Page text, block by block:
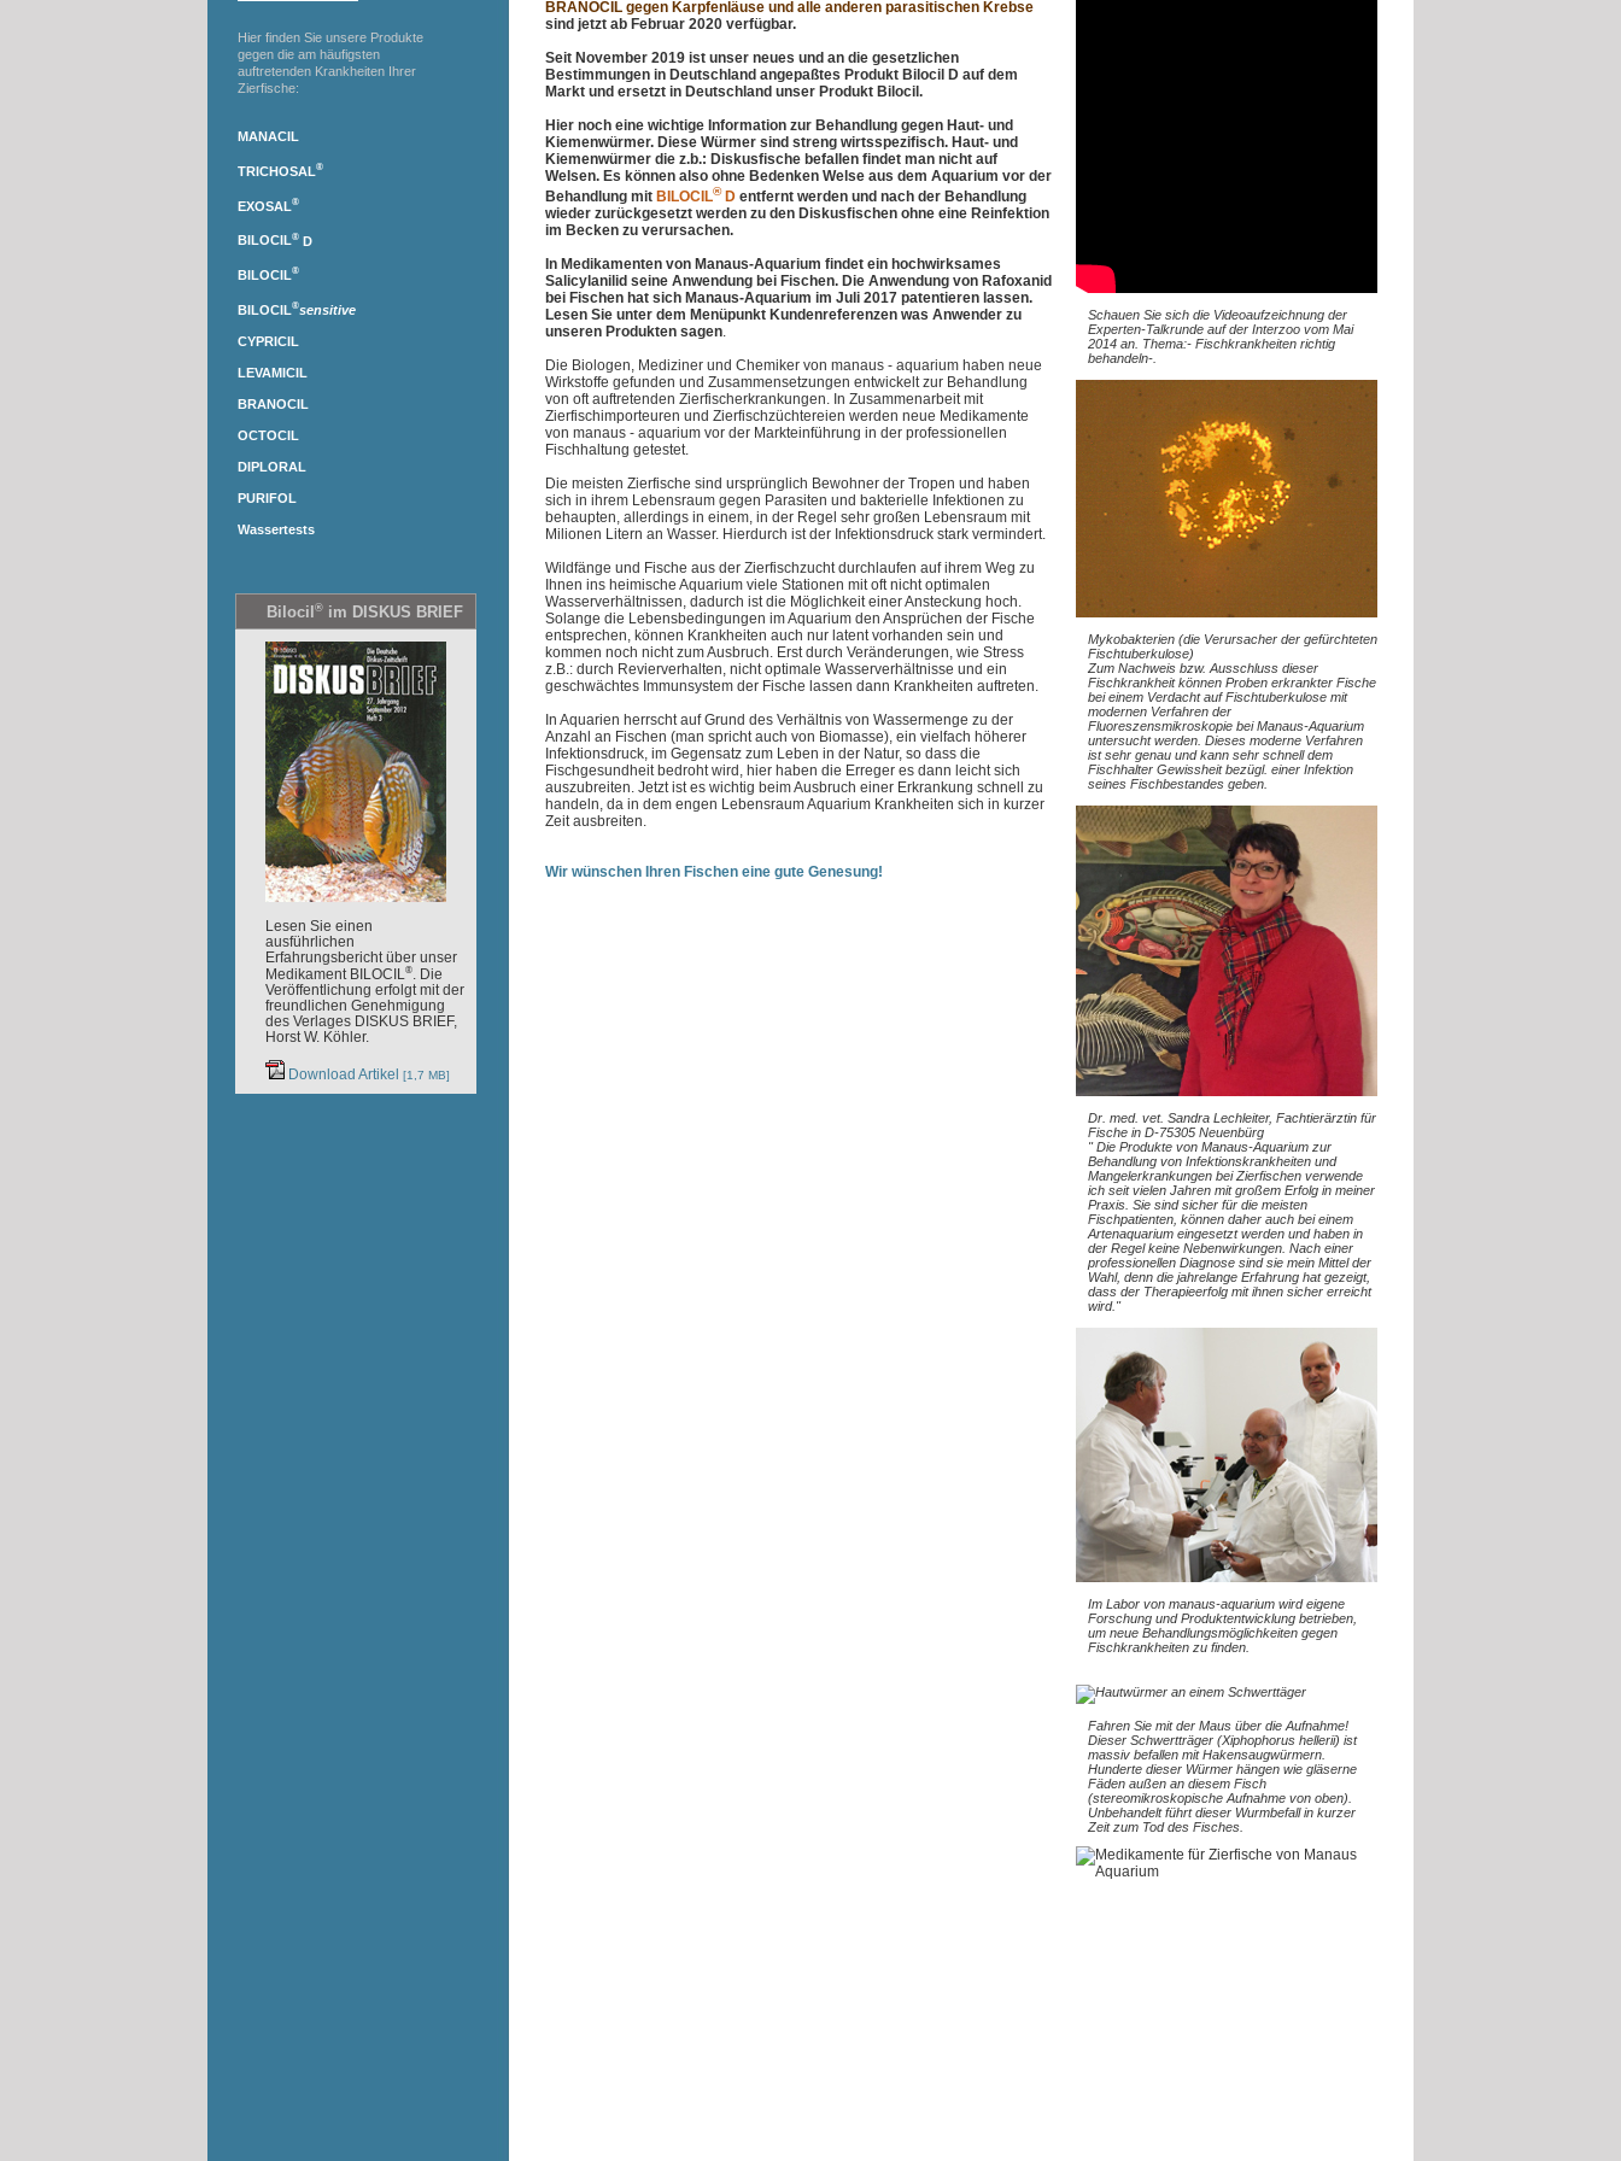
Hier finden Sie unsere Produkte
gegen die am häufigsten
auftretenden Krankheiten Ihrer
Zierfische:
MANACIL
TRICHOSAL®
EXOSAL®
BILOCIL® D
BILOCIL®
BILOCIL®sensitive
CYPRICIL
LEVAMICIL
BRANOCIL
OCTOCIL
DIPLORAL
PURIFOL
Wassertests
Bilocil ® im DISKUS BRIEF
Lesen Sie einen
ausführlichen
Erfahrungsbericht über unser
Medikament BILOCIL ®
. Die
Veröffentlichung erfolgt mit der
freundlichen Genehmigung
des Verlages DISKUS BRIEF,
Horst W. Köhler.
Download Artikel [1,7 MB]
Schauen Sie sich die Videoaufzeichnung der
Experten-Talkrunde auf der Interzoo vom Mai
2014 an. Thema:- Fischkrankheiten richtig
behandeln-.
Mykobakterien (die Verursacher der gefürchteten
Fischtuberkulose)
Zum Nachweis bzw. Ausschluss dieser
Fischkrankheit können Proben erkrankter Fische
bei einem Verdacht auf Fischtuberkulose mit
modernen Verfahren der
Fluoreszensmikroskopie bei Manaus-Aquarium
untersucht werden. Dieses moderne Verfahren
ist sehr genau und kann sehr schnell dem
Fischhalter Gewissheit bezügl. einer Infektion
seines Fischbestandes geben.
Dr. med. vet. Sandra Lechleiter, Fachtierärztin für
Fische in D-75305 Neuenbürg
" Die Produkte von Manaus-Aquarium zur
Behandlung von Infektionskrankheiten und
Mangelerkrankungen bei Zierfischen verwende
ich seit vielen Jahren mit großem Erfolg in meiner
Praxis. Sie sind sicher für die meisten
Fischpatienten, können daher auch bei einem
Artenaquarium eingesetzt werden und haben in
der Regel keine Nebenwirkungen. Nach einer
professionellen Diagnose sind sie mein Mittel der
Wahl, denn die jahrelange Erfahrung hat gezeigt,
dass der Therapieerfolg mit ihnen sicher erreicht
wird."
Im Labor von manaus-aquarium wird eigene
Forschung und Produktentwicklung betrieben,
um neue Behandlungsmöglichkeiten gegen
Fischkrankheiten zu finden.
Fahren Sie mit der Maus über die Aufnahme!
Dieser Schwertträger (Xiphophorus hellerii) ist
massiv befallen mit Hakensaugwürmern.
Hunderte dieser Würmer hängen wie gläserne
Fäden außen an diesem Fisch
(stereomikroskopische Aufnahme von oben).
Unbehandelt führt dieser Wurmbefall in kurzer
Zeit zum Tod des Fisches.
BRANOCIL gegen Karpfenläuse und alle anderen parasitischen Krebse
sind jetzt ab Februar 2020 verfügbar.
Seit November 2019 ist unser neues und an die gesetzlichen
Bestimmungen in Deutschland angepaßtes Produkt Bilocil D auf dem
Markt und ersetzt in Deutschland unser Produkt Bilocil.
Hier noch eine wichtige Information zur Behandlung gegen Haut- und
Kiemenwürmer. Diese Würmer sind streng wirtsspezifisch. Haut- und
Kiemenwürmer die z.b.: Diskusfische befallen findet man nicht auf
Welsen. Es können also ohne Bedenken Welse aus dem Aquarium vor der
Behandlung mit BILOCIL®D entfernt werden und nach der Behandlung
wieder zurückgesetzt werden zu den Diskusfischen ohne eine Reinfektion
im Becken zu verursachen.
In Medikamenten von Manaus-Aquarium findet ein hochwirksames
Salicylanilid seine Anwendung bei Fischen. Die Anwendung von Rafoxanid
bei Fischen hat sich Manaus-Aquarium im Juli 2017 patentieren lassen.
Lesen Sie unter dem Menüpunkt Kundenreferenzen was Anwender zu
unseren Produkten sagen.
Die Biologen, Mediziner und Chemiker von manaus - aquarium haben neue
Wirkstoffe gefunden und Zusammensetzungen entwickelt zur Behandlung
von oft auftretenden Zierfischerkrankungen. In Zusammenarbeit mit
Zierfischimporteuren und Zierfischzüchtereien werden neue Medikamente
von manaus - aquarium vor der Markteinführung in der professionellen
Fischhaltung getestet.
Die meisten Zierfische sind ursprünglich Bewohner der Tropen und haben
sich in ihrem Lebensraum gegen Parasiten und bakterielle Infektionen zu
behaupten, allerdings in einem, in der Regel sehr großen Lebensraum mit
Milionen Litern an Wasser. Hierdurch ist der Infektionsdruck stark vermindert.
Wildfänge und Fische aus der Zierfischzucht durchlaufen auf ihrem Weg zu
Ihnen ins heimische Aquarium viele Stationen mit oft nicht optimalen
Wasserverhältnissen, dadurch ist die Möglichkeit einer Ansteckung hoch.
Solange die Lebensbedingungen im Aquarium den Ansprüchen der Fische
entsprechen, können Krankheiten auch nur latent vorhanden sein und
kommen noch nicht zum Ausbruch. Erst durch Veränderungen, wie Stress
z.B.: durch Revierverhalten, nicht optimale Wasserverhältnisse und ein
geschwächtes Immunsystem der Fische lassen dann Krankheiten auftreten.
In Aquarien herrscht auf Grund des Verhältnis von Wassermenge zu der
Anzahl an Fischen (man spricht auch von Biomasse), ein vielfach höherer
Infektionsdruck, im Gegensatz zum Leben in der Natur, so dass die
Fischgesundheit bedroht wird, hier haben die Erreger es dann leicht sich
auszubreiten. Jetzt ist es wichtig beim Ausbruch einer Erkrankung schnell zu
handeln, da in dem engen Lebensraum Aquarium Krankheiten sich in kurzer
Zeit ausbreiten.
Wir wünschen Ihren Fischen eine gute Genesung!